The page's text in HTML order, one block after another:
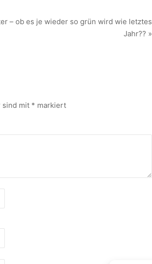
– ob es je wieder so grün wird wie letztes
Jahr?? »
sind mit * markiert